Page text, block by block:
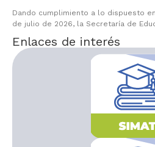
Dando cumplimiento a lo dispuesto
de julio de 2026, la Secretaría de
Enlaces de interés